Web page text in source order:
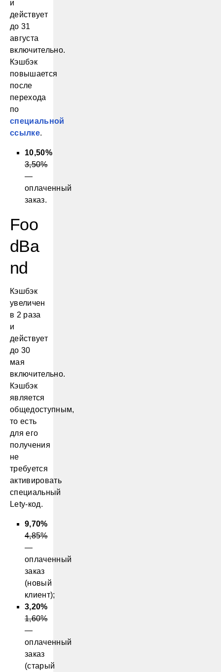
и
действует
до 31
августа
включительно.
Кэшбэк
повышается
после
перехода
по
специальной
ссылке.
10,50%
3,50%
—
оплаченный
заказ.
Foo
dBa
nd
Кэшбэк
увеличен
в 2 раза
и
действует
до 30
мая
включительно.
Кэшбэк
является
общедоступным,
то есть
для его
получения
не
требуется
активировать
специальный
Lety-код.
9,70%
4,85%
—
оплаченный
заказ
(новый
клиент);
3,20%
1,60%
—
оплаченный
заказ
(старый